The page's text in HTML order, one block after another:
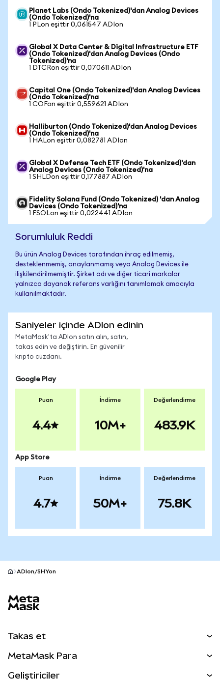
Planet Labs (Ondo Tokenized)'dan Analog Devices
(Ondo Tokenized)'na
1 PLon eşittir 0,061547 ADIon
Global X Data Center & Digital Infrastructure ETF
(Ondo Tokenized)'dan Analog Devices (Ondo
Tokenized)'na
1 DTCRon eşittir 0,070611 ADIon
Capital One (Ondo Tokenized)'dan Analog Devices
(Ondo Tokenized)'na
1 COFon eşittir 0,559621 ADIon
Halliburton (Ondo Tokenized)'dan Analog Devices
(Ondo Tokenized)'na
1 HALon eşittir 0,082781 ADIon
Global X Defense Tech ETF (Ondo Tokenized)'dan
Analog Devices (Ondo Tokenized)'na
1 SHLDon eşittir 0,177887 ADIon
Fidelity Solana Fund (Ondo Tokenized) 'dan Analog
Devices (Ondo Tokenized)'na
1 FSOLon eşittir 0,022441 ADIon
Sorumluluk Reddi
Bu ürün Analog Devices tarafından ihraç edilmemiş,
desteklenmemiş, onaylanmamış veya Analog Devices ile
ilişkilendirilmemiştir. Şirket adı ve diğer ticari markalar
yalnızca dayanak referans varlığını tanımlamak amacıyla
kullanılmaktadır.
Saniyeler içinde ADIon edinin
MetaMask'ta ADIon satın alın, satın,
takas edin ve değiştirin. En güvenilir
kripto cüzdanı.
Google Play
Puan
4.4
İndirme
10M+
Değerlendirme
483.9K
App Store
Puan
4.7
İndirme
50M+
Değerlendirme
75.8K
ADIon/SHYon
Takas et
MetaMask Para
Geliştiriciler